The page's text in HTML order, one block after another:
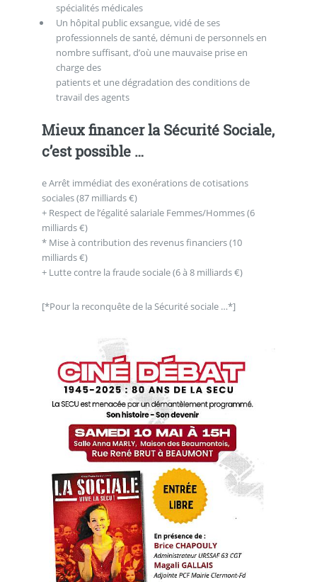
spécialités médicales
Un hôpital public exsangue, vidé de ses
professionnels de santé, démuni de personnels en
nombre suffisant, d’où une mauvaise prise en
charge des
patients et une dégradation des conditions de
travail des agents
Mieux financer la Sécurité Sociale,
c’est possible …
e Arrêt immédiat des exonérations de cotisations
sociales (87 milliards €)
+ Respect de l’égalité salariale Femmes/Hommes (6
milliards €)
* Mise à contribution des revenus financiers (10
milliards €)
+ Lutte contre la fraude sociale (6 à 8 milliards €)
[*Pour la reconquête de la Sécurité sociale …*]